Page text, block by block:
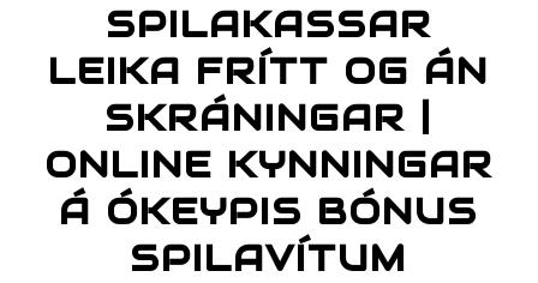
SPILAKASSAR
LEIKA FRÍTT OG ÁN
SKRÁNINGAR |
ONLINE KYNNINGAR
Á ÓKEYPIS BÓNUS
SPILAVÍTUM